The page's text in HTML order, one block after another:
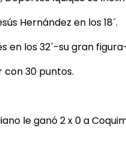
Hernández en los 18´.
en los 32´-su gran
con 30 puntos.
le ganó 2 x 0 a